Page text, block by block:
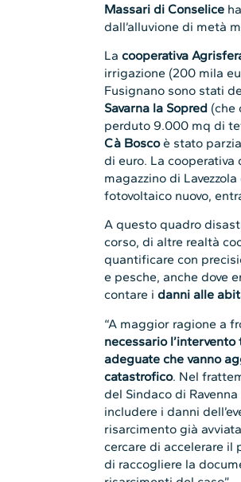
Massari di Conselice
dall’alluvione di metà
Lacooperativa
irrigazione (200 mila
Fusignano sono stati
Savarna la Sopred (che
perduto 9.000 mq di
Cà Boscoè stato
di euro. La
magazzino di
fotovoltaico nuovo,
A questo quadro
corso, di altre realtà
quantificare con
e pesche, anche dove
contare idanni alle
“A maggior ragione a
necessario
adeguate che vanno
catastrofico. Nel
del Sindaco di
includere i danni
risarcimento già
cercare di accelerare il
di raccogliere la